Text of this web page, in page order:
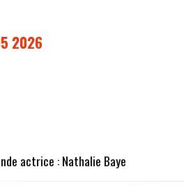
2026
actrice : Nathalie Baye